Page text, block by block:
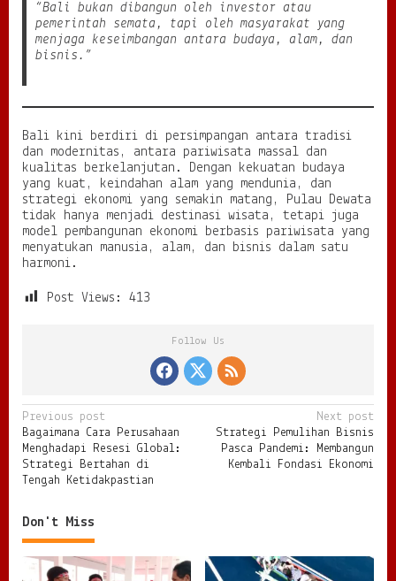
“Bali bukan dibangun oleh investor atau
pemerintah semata, tapi oleh masyarakat yang
menjaga keseimbangan antara budaya, alam, dan
bisnis.”
Bali kini berdiri di persimpangan antara tradisi
dan modernitas, antara pariwisata massal dan
kualitas berkelanjutan. Dengan kekuatan budaya
yang kuat, keindahan alam yang mendunia, dan
strategi ekonomi yang semakin matang, Pulau Dewata
tidak hanya menjadi destinasi wisata, tetapi juga
model pembangunan ekonomi berbasis pariwisata yang
menyatukan manusia, alam, dan bisnis dalam satu
harmoni.
Post Views: 413
Follow Us
P
o
s
n
a
Previous post
Bagaimana Cara Perusahaan
Menghadapi Resesi Global:
Strategi Bertahan di
Tengah Ketidakpastian
Next post
Strategi Pemulihan Bisnis
Pasca Pandemi: Membangun
Kembali Fondasi Ekonomi
Don't Miss